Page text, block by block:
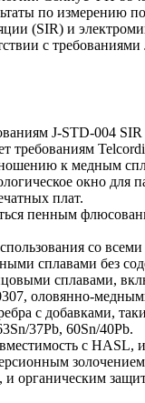
по измерению
(SIR) и
с
J-STD-004
требованиям
к медным
окно для
плат.
пенным
со всеми
сплавами без
сплавами,
оловянно-
с добавками,
37Pb, 60Sn/40Pb.
с HASL,
и органическим